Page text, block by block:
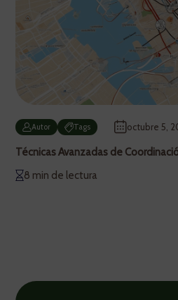
Autor Tags octubre 5,
Técnicas Avanzadas de
8 min de lectura